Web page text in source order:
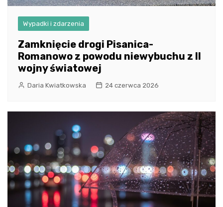
Wypadki i zdarzenia
Zamknięcie drogi Pisanica-
Romanowo z powodu niewybuchu z II
wojny światowej
Daria Kwiatkowska 24 czerwca 2026